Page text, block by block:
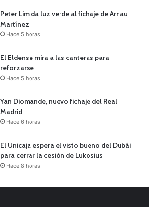
Peter Lim da luz verde al fichaje de Arnau
Martínez
Hace 5 horas
El Eldense mira a las canteras para
reforzarse
Hace 5 horas
Yan Diomande, nuevo fichaje del Real
Madrid
Hace 6 horas
El Unicaja espera el visto bueno del Dubái
para cerrar la cesión de Lukosius
Hace 8 horas